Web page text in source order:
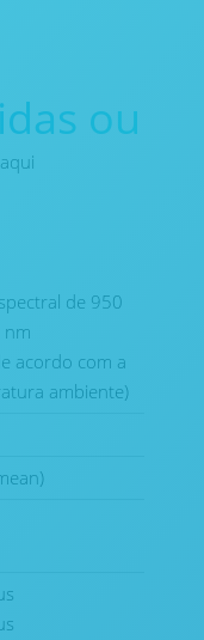
ou
de 950
nm
acordo com a
ambiente)